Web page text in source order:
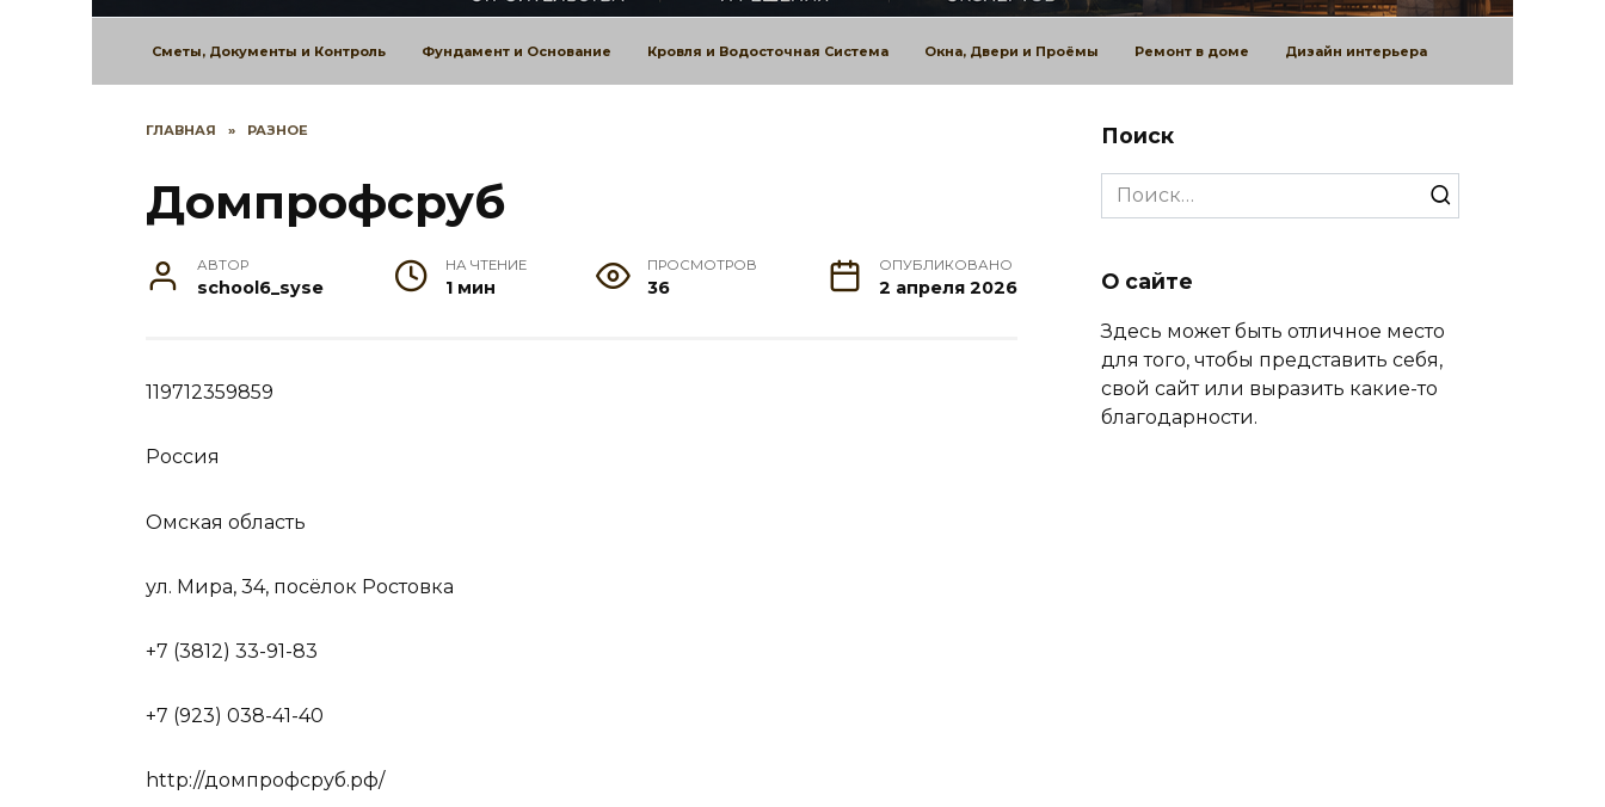
Сметы, Документы и Контроль Фундамент и Основание Кровля и Водосточная Система Окна, Двери и Проёмы Ремонт в доме Дизайн интерьера
ГЛАВНАЯ » РАЗНОЕ
Домпрофсруб
АВТОР
school6_syse
НА ЧТЕНИЕ
1 мин
ПРОСМОТРОВ
36
ОПУБЛИКОВАНО
2 апреля 2026
119712359859
Россия
Омская область
ул. Мира, 34, посёлок Ростовка
+7 (3812) 33-91-83
+7 (923) 038-41-40
http://домпрофсруб.рф/
Поиск
Search
for:
О сайте
Здесь может быть отличное место
для того, чтобы представить себя,
свой сайт или выразить какие-то
благодарности.